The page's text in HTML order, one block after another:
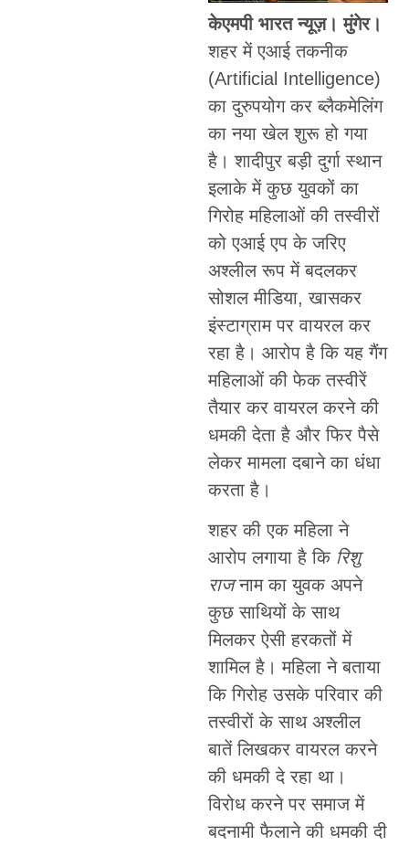
केएमपी भारत न्यूज़। मुंगेर।
शहर में एआई तकनीक
(Artificial Intelligence)
का दुरुपयोग कर ब्लैकमेलिंग
का नया खेल शुरू हो गया
है। शादीपुर बड़ी दुर्गा स्थान
इलाके में कुछ युवकों का
गिरोह महिलाओं की तस्वीरों
को एआई एप के जरिए
अश्लील रूप में बदलकर
सोशल मीडिया, खासकर
इंस्टाग्राम पर वायरल कर
रहा है। आरोप है कि यह गैंग
महिलाओं की फेक तस्वीरें
तैयार कर वायरल करने की
धमकी देता है और फिर पैसे
लेकर मामला दबाने का धंधा
करता है।
शहर की एक महिला ने
आरोप लगाया है कि रिशु
राजनाम का युवक अपने
कुछ साथियों के साथ
मिलकर ऐसी हरकतों में
शामिल है। महिला ने बताया
कि गिरोह उसके परिवार की
तस्वीरों के साथ अश्लील
बातें लिखकर वायरल करने
की धमकी दे रहा था।
विरोध करने पर समाज में
बदनामी फैलाने की धमकी दी